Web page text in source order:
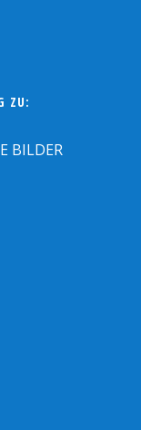
ZU:
BILDER